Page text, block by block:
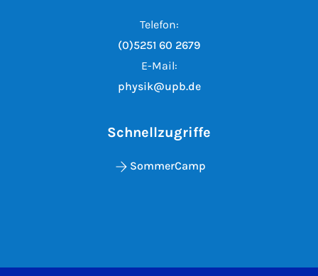
Telefon:
(0)5251 60 2679
E-Mail:
physik@upb.de
Schnellzugriffe
SommerCamp